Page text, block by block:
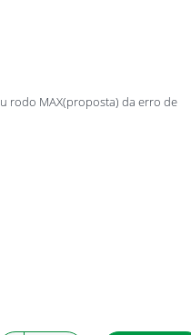
rodo MAX(proposta) da erro de